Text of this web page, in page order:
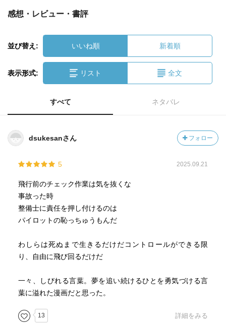
感想・レビュー・書評
並び替え: いいね順 新着順
表示形式: リスト 全文
すべて ネタバレ
dsukesanさん フォロー
5 2025.09.21
飛行前のチェック作業は気を抜くな
事故った時
整備士に責任を押し付けるのは
パイロットの恥っちゅうもんだ
わしらは死ぬまで生きるだけだコントロールができる限
り、自由に飛び回るだけだ
一々、しびれる言葉。夢を追い続けるひとを勇気づける言
葉に溢れた漫画だと思った。
13 詳細をみる